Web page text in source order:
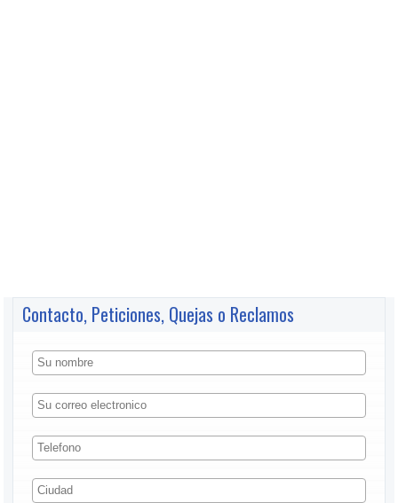
Contacto, Peticiones, Quejas o Reclamos